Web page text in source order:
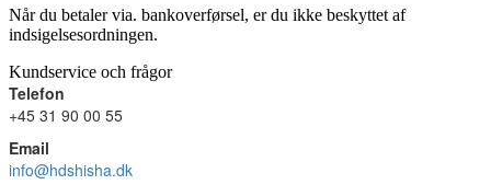
Når du betaler via. bankoverførsel, er du ikke beskyttet af
indsigelsesordningen.
Kundservice och frågor
Telefon
+45 31 90 00 55
Email
info@hdshisha.dk